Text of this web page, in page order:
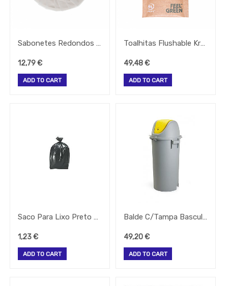
(Brands)
Sabonetes Redondos Aloe Vera 18 G Ø5,2X1Cm 50 Unid.
12,79€
ADD TO CART
Toalhitas Flushable Kraft Feel Green 6,8X10Cm 300 Unid
49,48€
ADD TO CART
Saco Para Lixo Preto 65X75 50 Litros Rolo 10 Unid.
1,23€
ADD TO CART
Balde C/Tampa Basculante Amarela 80Lts Sem Rodas
49,20€
ADD TO CART